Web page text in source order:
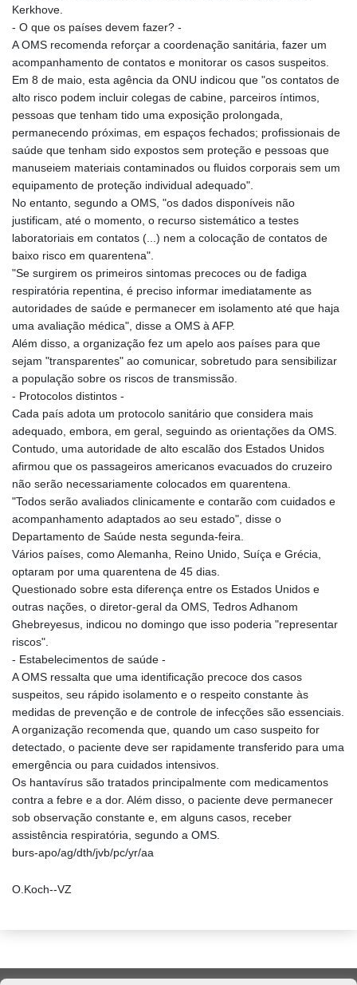
Kerkhove.
- O que os países devem fazer? -
A OMS recomenda reforçar a coordenação sanitária, fazer um
acompanhamento de contatos e monitorar os casos suspeitos.
Em 8 de maio, esta agência da ONU indicou que "os contatos de
alto risco podem incluir colegas de cabine, parceiros íntimos,
pessoas que tenham tido uma exposição prolongada,
permanecendo próximas, em espaços fechados; profissionais de
saúde que tenham sido expostos sem proteção e pessoas que
manuseiem materiais contaminados ou fluidos corporais sem um
equipamento de proteção individual adequado".
No entanto, segundo a OMS, "os dados disponíveis não
justificam, até o momento, o recurso sistemático a testes
laboratoriais em contatos (...) nem a colocação de contatos de
baixo risco em quarentena".
"Se surgirem os primeiros sintomas precoces ou de fadiga
respiratória repentina, é preciso informar imediatamente as
autoridades de saúde e permanecer em isolamento até que haja
uma avaliação médica", disse a OMS à AFP.
Além disso, a organização fez um apelo aos países para que
sejam "transparentes" ao comunicar, sobretudo para sensibilizar
a população sobre os riscos de transmissão.
- Protocolos distintos -
Cada país adota um protocolo sanitário que considera mais
adequado, embora, em geral, seguindo as orientações da OMS.
Contudo, uma autoridade de alto escalão dos Estados Unidos
afirmou que os passageiros americanos evacuados do cruzeiro
não serão necessariamente colocados em quarentena.
"Todos serão avaliados clinicamente e contarão com cuidados e
acompanhamento adaptados ao seu estado", disse o
Departamento de Saúde nesta segunda-feira.
Vários países, como Alemanha, Reino Unido, Suíça e Grécia,
optaram por uma quarentena de 45 dias.
Questionado sobre esta diferença entre os Estados Unidos e
outras nações, o diretor-geral da OMS, Tedros Adhanom
Ghebreyesus, indicou no domingo que isso poderia "representar
riscos".
- Estabelecimentos de saúde -
A OMS ressalta que uma identificação precoce dos casos
suspeitos, seu rápido isolamento e o respeito constante às
medidas de prevenção e de controle de infecções são essenciais.
A organização recomenda que, quando um caso suspeito for
detectado, o paciente deve ser rapidamente transferido para uma
emergência ou para cuidados intensivos.
Os hantavírus são tratados principalmente com medicamentos
contra a febre e a dor. Além disso, o paciente deve permanecer
sob observação constante e, em alguns casos, receber
assistência respiratória, segundo a OMS.
burs-apo/ag/dth/jvb/pc/yr/aa
O.Koch--VZ